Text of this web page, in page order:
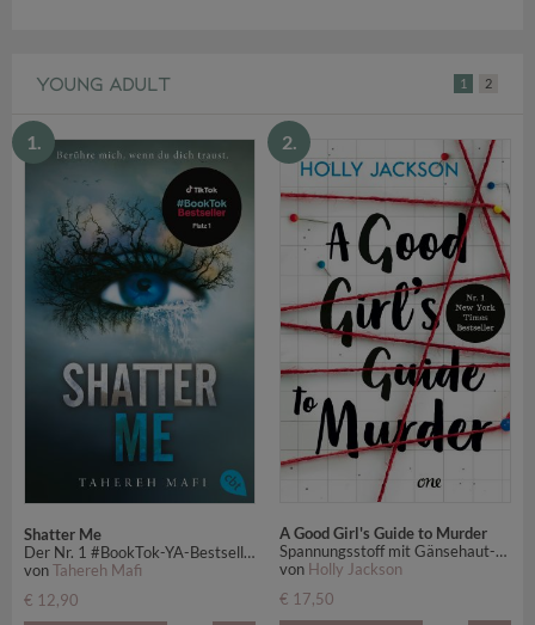
YOUNG ADULT 1 2
1.
Shatter Me
Der Nr. 1 #BookTok-YA-Bestseller: Auftakt der mitreißenden Romantasy-Reihe
vonTahereh Mafi
€ 12,90
2.
A Good Girl's Guide to Murder
Spannungsstoff mit Gänsehaut-Garantie
von Holly Jackson
€ 17,50